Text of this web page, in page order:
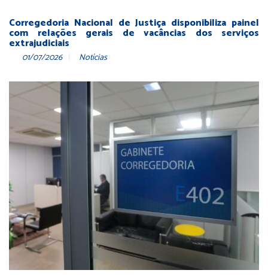
Corregedoria Nacional de Justiça disponibiliza painel
com relações gerais de vacâncias dos serviços
extrajudiciais
01/07/2026 Notícias